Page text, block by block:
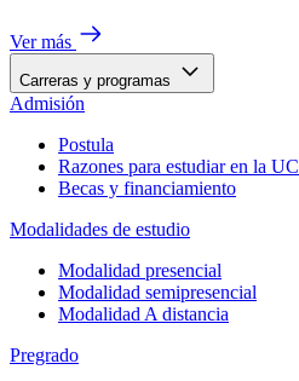
Ver más
Carreras y programas
Admisión
Postula
Razones para estudiar en la UC
Becas y financiamiento
Modalidades de estudio
Modalidad presencial
Modalidad semipresencial
Modalidad A distancia
Pregrado